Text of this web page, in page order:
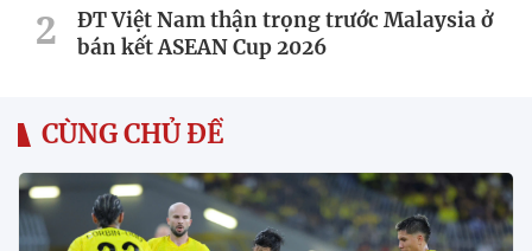
ĐT Việt Nam thận trọng trước Malaysia ở
bán kết ASEAN Cup 2026
CÙNG CHỦ ĐỀ